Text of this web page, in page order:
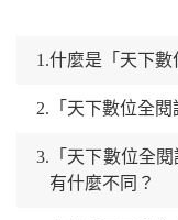
1.什麼是「天下數
2. 「天下數位全
3. 「天下數位全
有什麼不同？